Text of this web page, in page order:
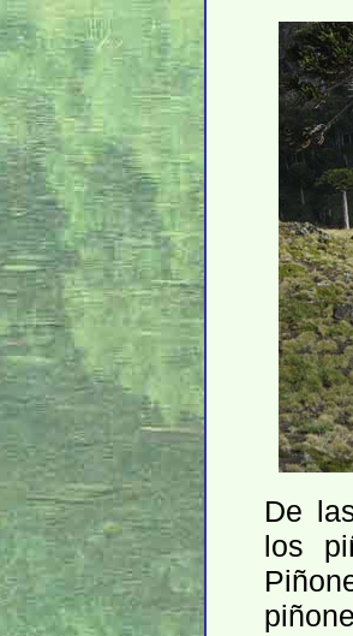
De
los